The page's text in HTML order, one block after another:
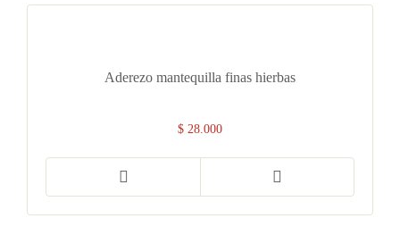
Aderezo mantequilla finas hierbas
$ 28.000